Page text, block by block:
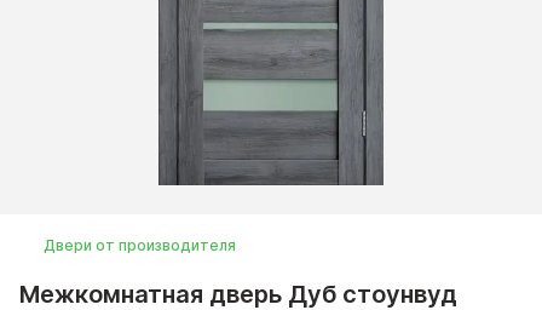
Двери от производителя
Межкомнатная дверь Дуб стоунвуд